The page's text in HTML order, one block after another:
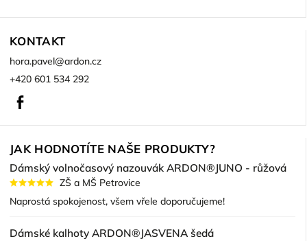
KONTAKT
hora.pavel@ardon.cz
+420 601 534 292
JAK HODNOTÍTE NAŠE PRODUKTY?
Dámský volnočasový nazouvák ARDON®JUNO - růžová
ZŠ a MŠ Petrovice
Naprostá spokojenost, všem vřele doporučujeme!
Dámské kalhoty ARDON®JASVENA šedá